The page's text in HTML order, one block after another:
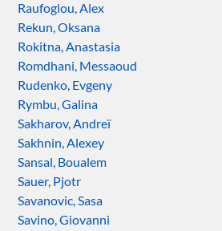
Raufoglou, Alex
Rekun, Oksana
Rokitna, Anastasia
Romdhani, Messaoud
Rudenko, Evgeny
Rymbu, Galina
Sakharov, Andreï
Sakhnin, Alexey
Sansal, Boualem
Sauer, Pjotr
Savanovic, Sasa
Savino, Giovanni